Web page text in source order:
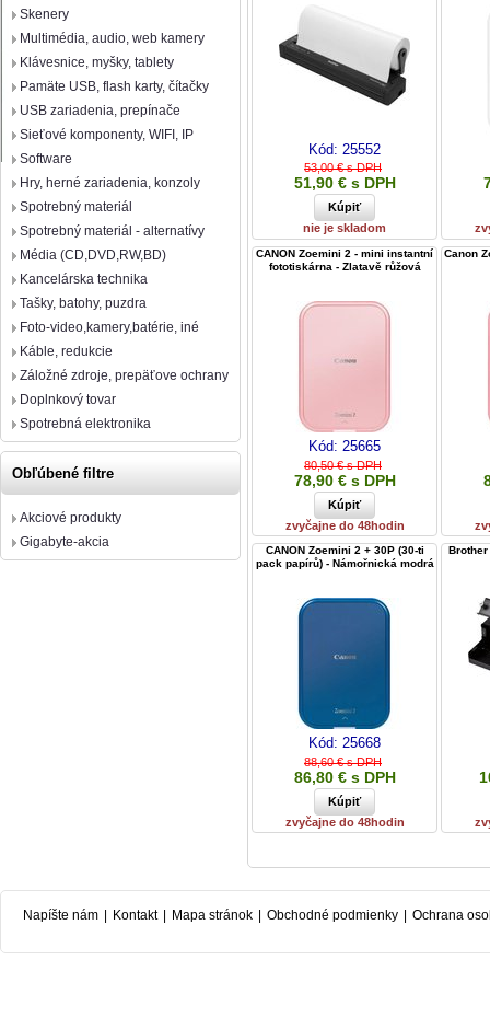
Skenery
Multimédia, audio, web kamery
Klávesnice, myšky, tablety
Pamäte USB, flash karty, čítačky
USB zariadenia, prepínače
Sieťové komponenty, WIFI, IP
Software
Hry, herné zariadenia, konzoly
Spotrebný materiál
Spotrebný materiál - alternatívy
Média (CD,DVD,RW,BD)
Kancelárska technika
Tašky, batohy, puzdra
Foto-video,kamery,batérie, iné
Káble, redukcie
Záložné zdroje, prepäťove ochrany
Doplnkový tovar
Spotrebná elektronika
Obľúbené filtre
Akciové produkty
Gigabyte-akcia
Kód: 25552
53,00 € s DPH
51,90 € s DPH
nie je skladom
CANON Zoemini 2 - mini instantní
fototiskárna - Zlatavě růžová
Kód: 25665
80,50 € s DPH
78,90 € s DPH
zvyčajne do 48hodin
Canon
CANON Zoemini 2 + 30P (30-ti
pack papírů) - Námořnická modrá
Kód: 25668
88,60 € s DPH
86,80 € s DPH
zvyčajne do 48hodin
Brother
Napíšte nám Kontakt Mapa stránok Obchodné podmienky Ochrana